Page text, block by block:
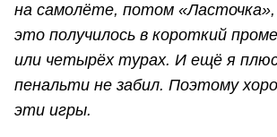
на самолёте, потом
это получилось в короткий
или четырёх турах. И ещё я плюс
пенальти не забил. Поэтому
эти игры.